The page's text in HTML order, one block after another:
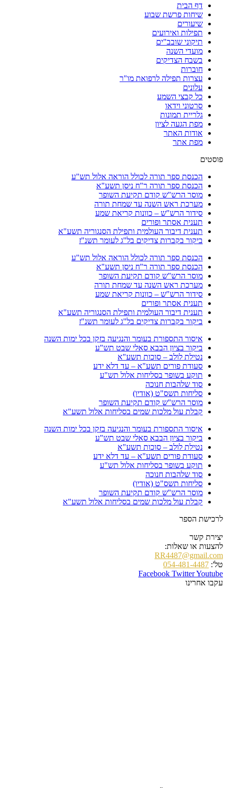
דף הבית
שיחות פרשת שבוע
שיעורים
תפילות ואירועים
תיקוני שובב"ים
מועדי השנה
בשבח הצדיקים
חוברות
עצרות תפילה לרפואת מו"ר
עלונים
כל קבצי השמע
סרטוני וידאו
גלריית תמונות
מפת הגעה לציון
אודות האתר
מפת אתר
פוסטים
הכנסת ספר תורה לכולל הוראה אלול תש"ע
הכנסת ספר תורה ר"ח ניסן תשע"א
מוסר הרש"ש קודם תקיעת השופר
מערכת ראש השנה עד שמחת תורה
סידור הרש"ש – כוונות קריאת שמע
תענית אסתר ופורים
תענית דיבור העולמית ותפילת הסנגוריה תשע"א
ביקור בקברות צדיקים בל"ג לעומר תשנ"ז
הכנסת ספר תורה לכולל הוראה אלול תש"ע
הכנסת ספר תורה ר"ח ניסן תשע"א
מוסר הרש"ש קודם תקיעת השופר
מערכת ראש השנה עד שמחת תורה
סידור הרש"ש – כוונות קריאת שמע
תענית אסתר ופורים
תענית דיבור העולמית ותפילת הסנגוריה תשע"א
ביקור בקברות צדיקים בל"ג לעומר תשנ"ז
איסור התספורת בעומר והנגיעה בזקן בכל ימות השנה
ביקור בציון הבבא סאלי שבט תש"ע
נטילת לולב – סוכות תשע"א
סעודת פורים תשע"א – עד דלא ידע
תוקע בשופר בסליחות אלול תש"ע
סוד שלהבות חנוכה
סליחות תשס"ט (אודיו)
מוסר הרש"ש קודם תקיעת השופר
קבלת עול מלכות שמים בסליחות אלול תשע"א
איסור התספורת בעומר והנגיעה בזקן בכל ימות השנה
ביקור בציון הבבא סאלי שבט תש"ע
נטילת לולב – סוכות תשע"א
סעודת פורים תשע"א – עד דלא ידע
תוקע בשופר בסליחות אלול תש"ע
סוד שלהבות חנוכה
סליחות תשס"ט (אודיו)
מוסר הרש"ש קודם תקיעת השופר
קבלת עול מלכות שמים בסליחות אלול תשע"א
לרכישת הספר
יצירת קשר
להצעות או שאלות:
RR4487@gmail.com
טל': 054-481-4487
Facebook TwitterYoutube
עקבו אחרינו